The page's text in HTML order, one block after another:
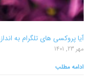
آیا پروکسی های تلگرام به
مهر 23, 1401
ادامه مطلب